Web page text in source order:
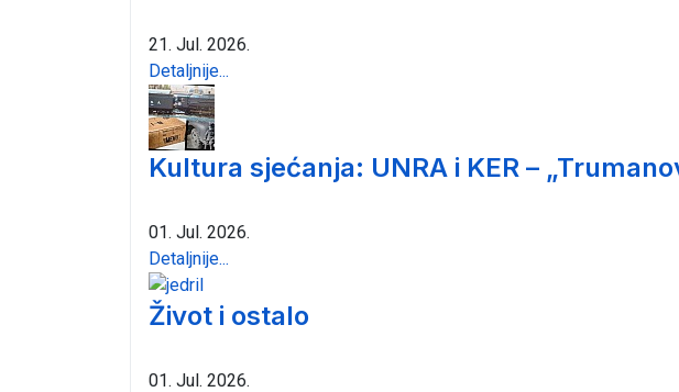
21. Jul. 2026.
Detaljnije...
Kultura sjećanja: UNRA i KER –
01. Jul. 2026.
Detaljnije...
Život i ostalo
01. Jul. 2026.